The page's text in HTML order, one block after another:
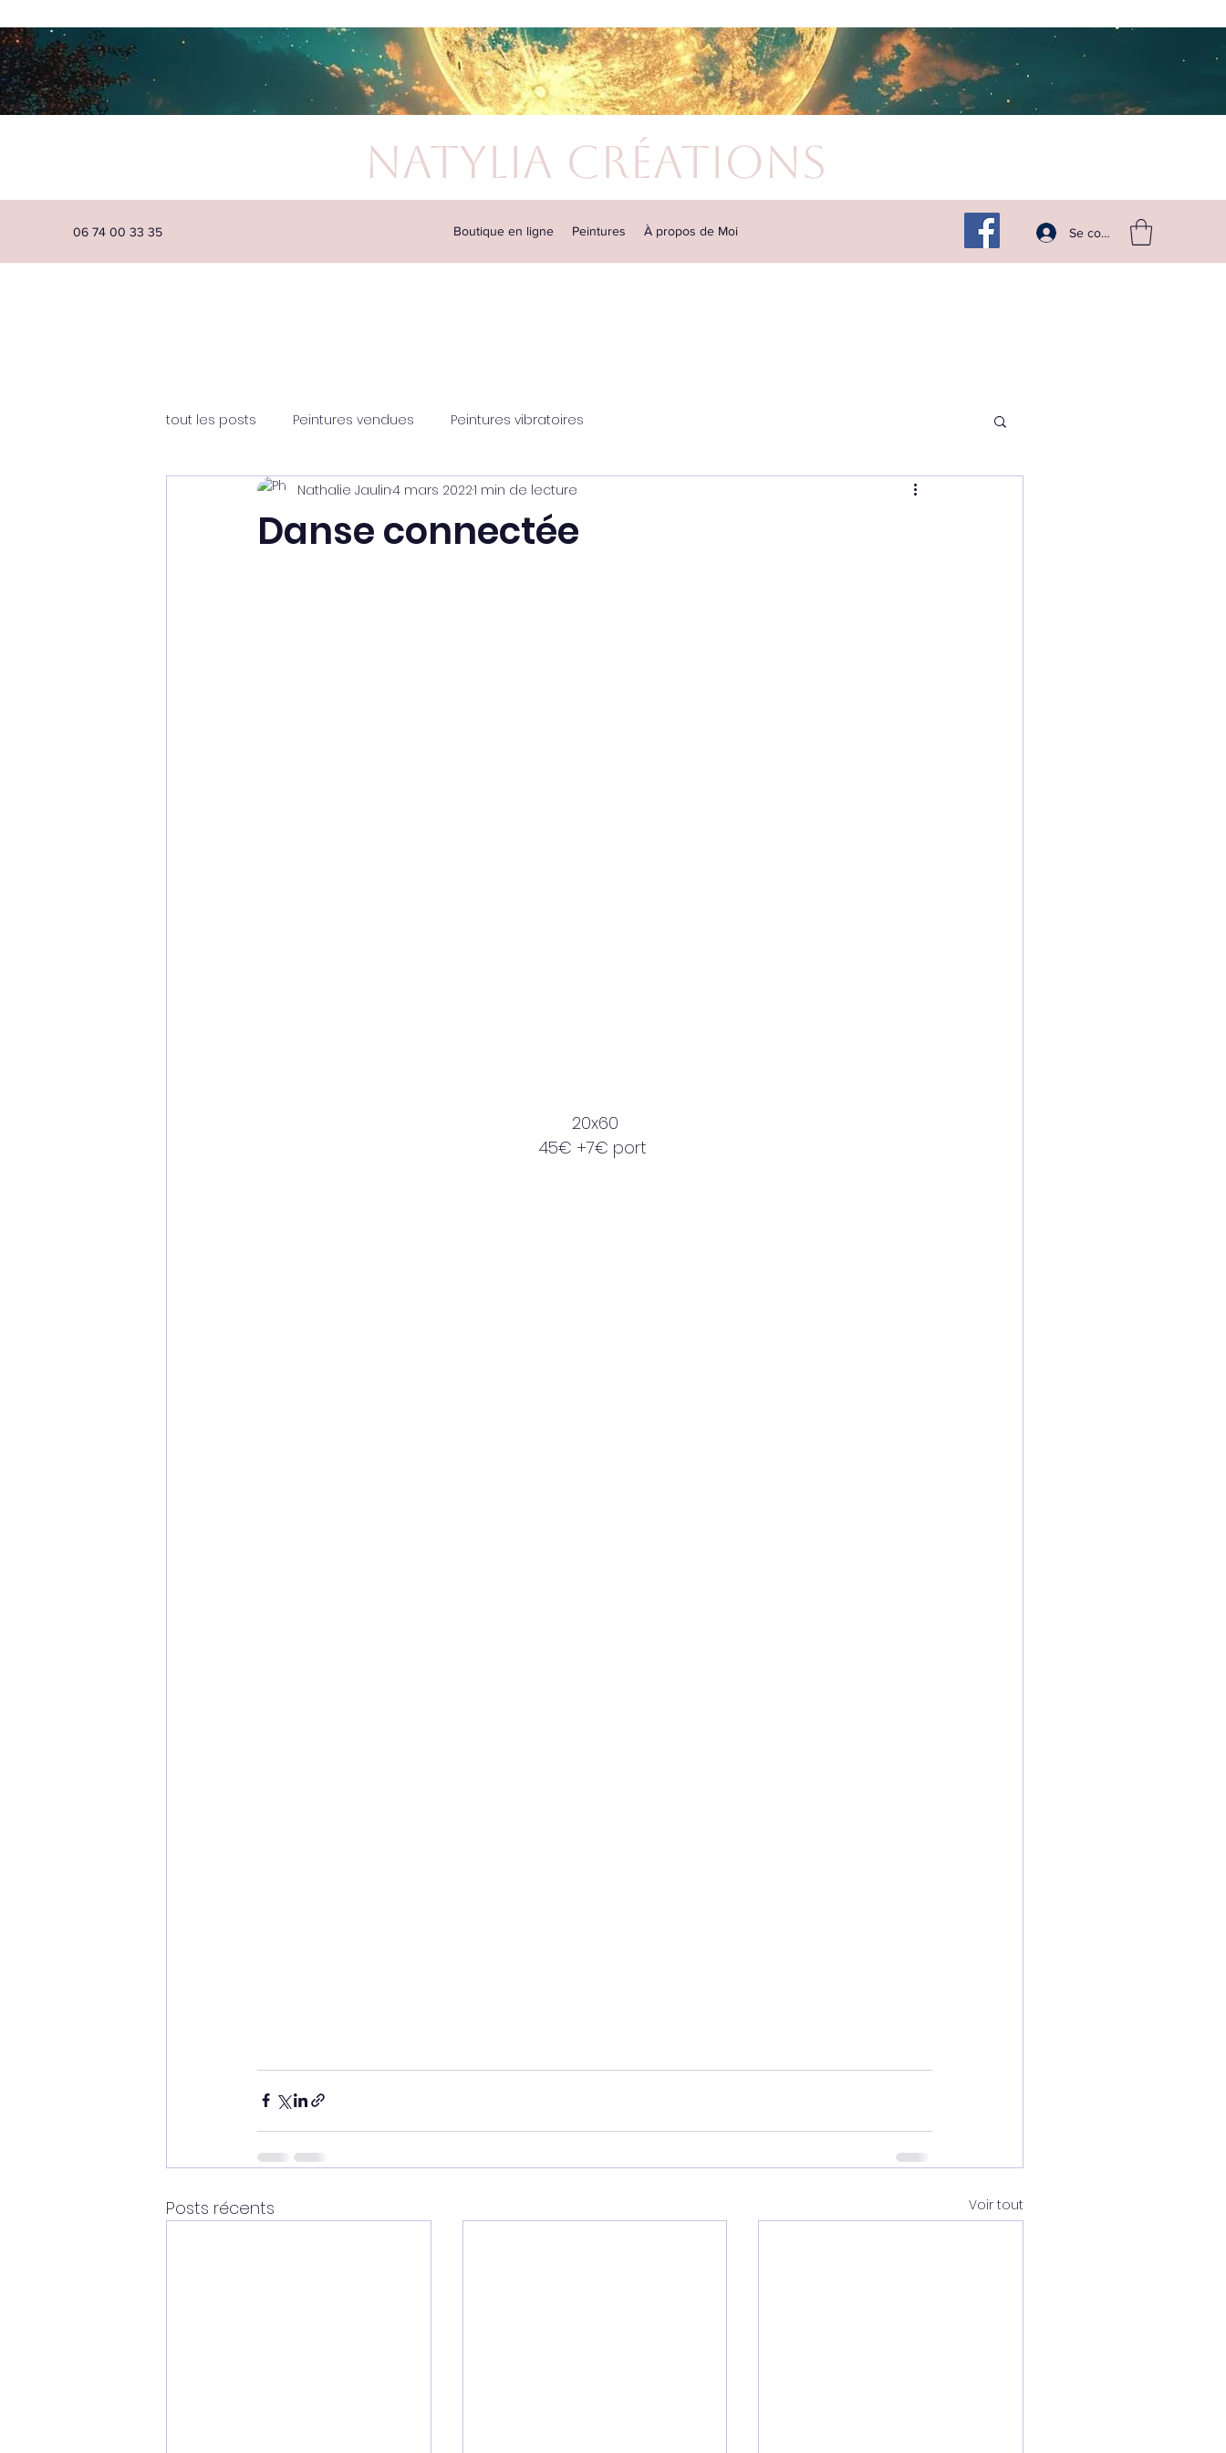
Natylia Créations
Suivez -moi sur les réseaux
06 74 00 33 35 Boutique en ligne Peintures À propos de Moi Se connecter
tout les posts Peintures vendues Peintures vibratoires
Danse connectée
Nathalie Jaulin4 mars 20221 min de lecture
20x60
45€ +7€ port
Posts récents Voir tout